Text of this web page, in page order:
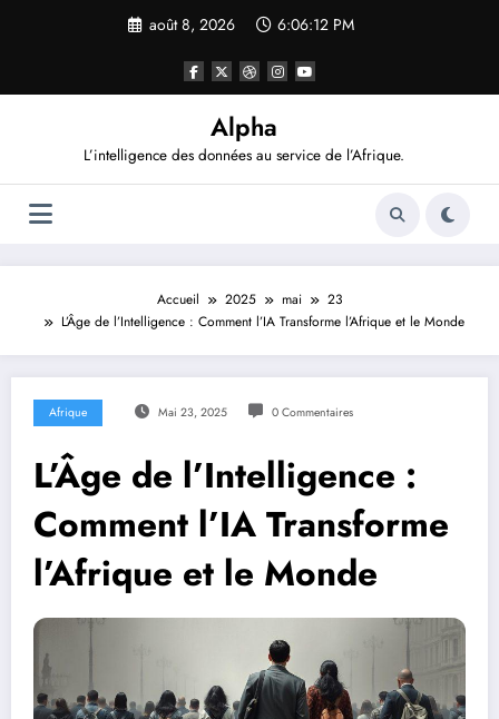
août 8, 2026 6:06:13 PM
Alpha
L’intelligence des données au service de l’Afrique.
Accueil 2025 mai
23
L’Âge de l’Intelligence : Comment l’IA Transforme l’Afrique et le Monde
Afrique Mai 23, 2025 0 Commentaires
L’Âge de l’Intelligence :
Comment l’IA Transforme
l’Afrique et le Monde